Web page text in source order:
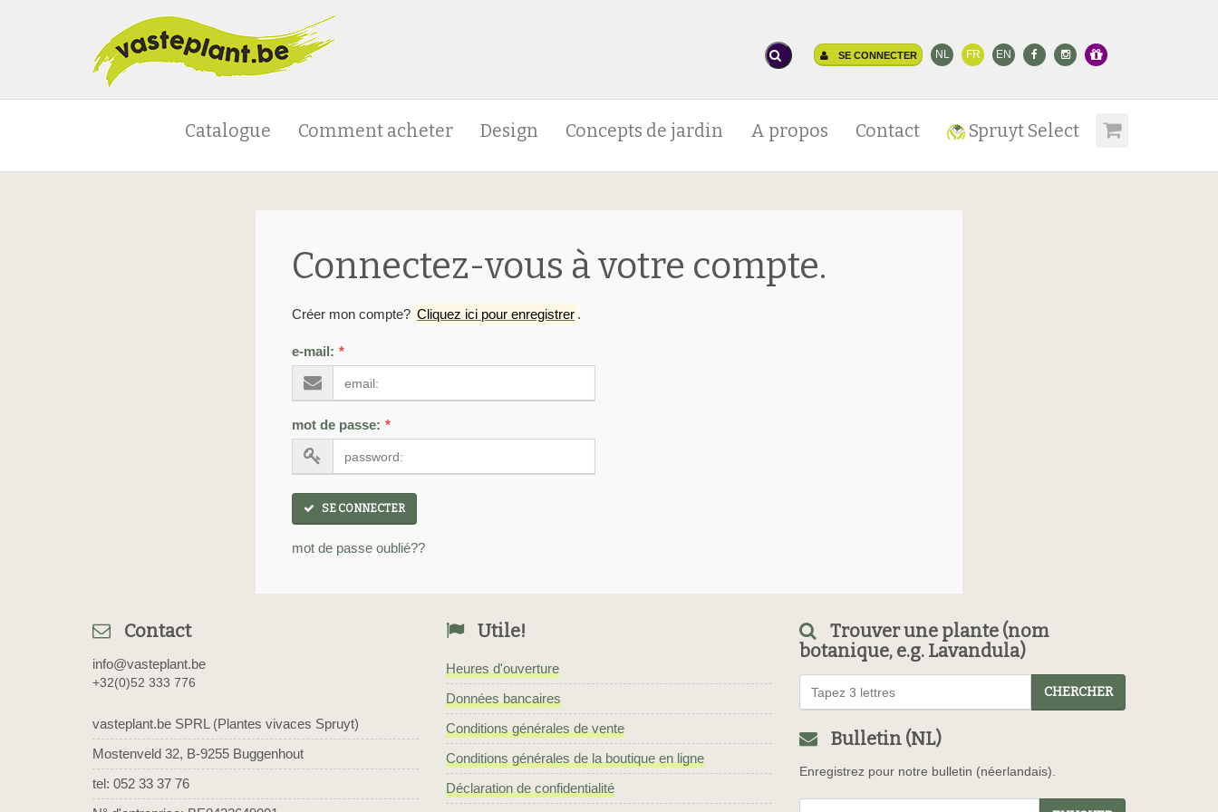
SE CONNECTER NL FR EN
Catalogue Comment acheter Design Concepts de jardin A propos Contact Spruyt Select
Connectez-vous à votre compte.
Créer mon compte? Cliquez ici pour enregistrer .
e-mail: *
mot de passe: *
SE CONNECTER
mot de passe oublié??
Contact
info@vasteplant.be
+32(0)52 333 776
vasteplant.be SPRL (Plantes vivaces Spruyt)
Mostenveld 32, B-9255 Buggenhout
tel: 052 33 37 76
Utile!
Heures d'ouverture
Données bancaires
Conditions générales de vente
Conditions générales de la boutique en ligne
Déclaration de confidentialité
Trouver une plante (nom
botanique, e.g. Lavandula)
CHERCHER
Bulletin (NL)
Enregistrez pour notre bulletin (néerlandais).